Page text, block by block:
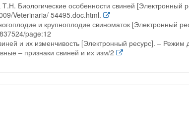
Биологические особенности свиней [Электронный
Veterinaria/ 54495.doc.html.
и крупноплодие свиноматок [Электронный
page:12
и их изменчивость [Электронный ресурс]. – Режим
– признаки свиней и их изм/2